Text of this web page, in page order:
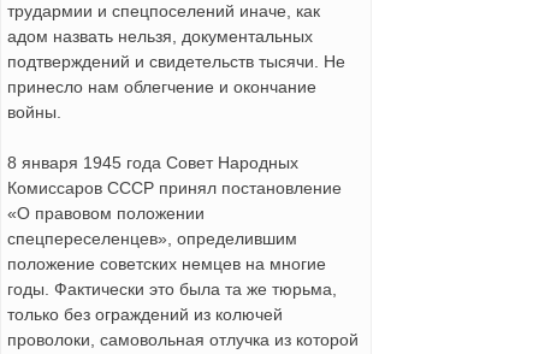
трудармии и спецпоселений иначе, как
адом назвать нельзя, документальных
подтверждений и свидетельств тысячи. Не
принесло нам облегчение и окончание
войны.
8 января 1945 года Совет Народных
Комиссаров СССР принял постановление
«О правовом положении
спецпереселенцев», определившим
положение советских немцев на многие
годы. Фактически это была та же тюрьма,
только без ограждений из колючей
проволоки, самовольная отлучка из которой